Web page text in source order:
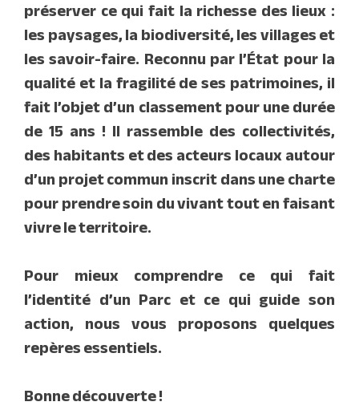
préserver ce qui fait la richesse des lieux :
les paysages, la biodiversité, les villages et
les savoir-faire. Reconnu par l’État pour la
qualité et la fragilité de ses patrimoines, il
fait l’objet d’un classement pour une durée
de 15 ans ! Il rassemble des collectivités,
des habitants et des acteurs locaux autour
d’un projet commun inscrit dans une charte
pour prendre soin du vivant tout en faisant
vivre le territoire.
Pour mieux comprendre ce qui fait
l’identité d’un Parc et ce qui guide son
action, nous vous proposons quelques
repères essentiels.
Bonne découverte !